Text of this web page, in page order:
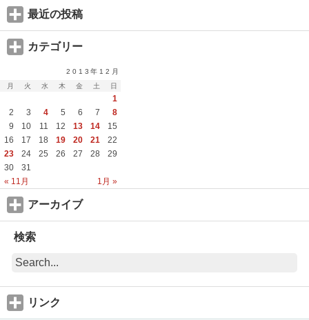
最近の投稿
カテゴリー
2013年12月
月
火 水 木 金 土 日
« 11月 1月 »
1
2
3 4 5 6 7
8
9
10 11 12 13 14
15
16
17 18 19 20 21
22
23
24 25 26 27 28
29
30
31
アーカイブ
検索
リンク